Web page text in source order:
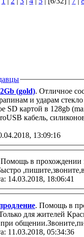
(gold). Отличное
и ударам
SD картой в 128gb
кабель,
13:09:16
в прохождении
14.03.2018, 18:06:41
. Помощь в
для жителей
11.03.2018, 05:34:36